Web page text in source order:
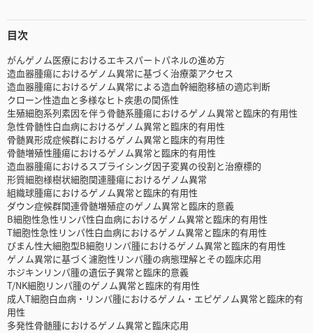
目次
がんゲノム医療におけるエキスパートパネルの進め方
造血器腫瘍におけるゲノム異常に基づく治療薬アクセス
造血器腫瘍におけるゲノム異常による造血幹細胞移植の適応判断
クローン性造血と多様なヒト疾患の関係性
生殖細胞系列素因を伴う骨髄系腫瘍におけるゲノム異常と臨床的有用性
急性骨髄性白血病におけるゲノム異常と臨床的有用性
骨髄異形成症候群におけるゲノム異常と臨床的有用性
骨髄増殖性腫瘍におけるゲノム異常と臨床的有用性
造血器腫瘍におけるスプライシング因子変異の役割と治療標的
形質細胞様樹状細胞関連腫瘍におけるゲノム異常
組織球腫瘍におけるゲノム異常と臨床的有用性
ダウン症候群関連骨髄増殖症のゲノム異常と臨床的意義
B細胞性急性リンパ性白血病におけるゲノム異常と臨床的有用性
T細胞性急性リンパ性白血病におけるゲノム異常と臨床的有用性
びまん性大細胞型B細胞リンパ腫におけるゲノム異常と臨床的有用性
ゲノム異常に基づく濾胞性リンパ腫の病態理解とその臨床応用
ホジキンリンパ腫の遺伝子異常と臨床的意義
T/NK細胞リンパ腫のゲノム異常と臨床的有用性
成人T細胞白血病・リンパ腫におけるゲノム・エピゲノム異常と臨床的有
用性
多発性骨髄腫におけるゲノム異常と臨床応用